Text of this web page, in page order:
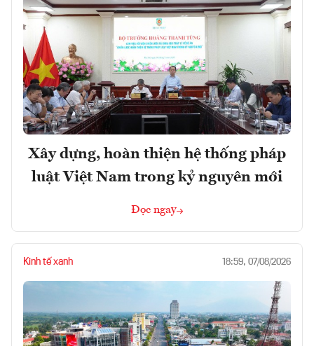
Xây dựng, hoàn thiện hệ thống pháp
luật Việt Nam trong kỷ nguyên mới
Đọc ngay
Kinh tế xanh 18:59, 07/08/2026